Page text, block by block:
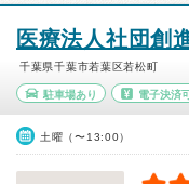
医療法人社団創
千葉県千葉市若葉区若松町
駐車場あり 電子決済
土曜（〜13:00）